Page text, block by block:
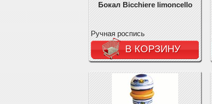
Бокал Bicchiere limoncello
Ручная роспись
В КОРЗИНУ